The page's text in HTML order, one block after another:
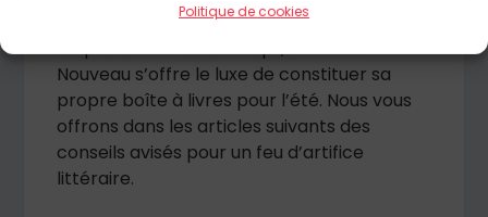
Politique de cookies
parfois jusqu’aux plus reculés de nos villages.
Empruntant à ce concept, L’Homme
Nouveau s’offre le luxe de constituer sa
propre boîte à livres pour l’été. Nous vous
offrons dans les articles suivants des
conseils avisés pour un feu d’artifice
littéraire.